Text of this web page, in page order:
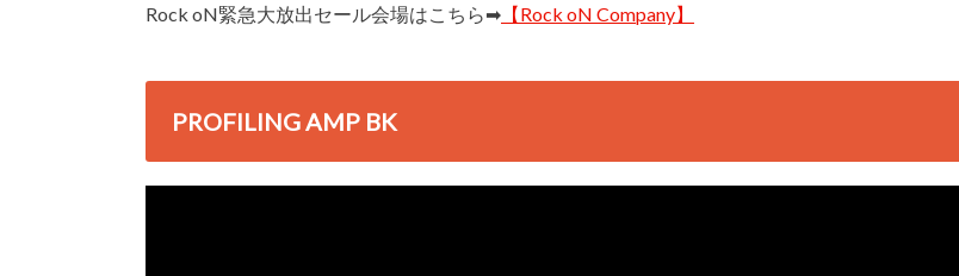
Rock oN緊急大放出セール会場はこちら➡︎ 【Rock oN Company】
PROFILING AMP BK